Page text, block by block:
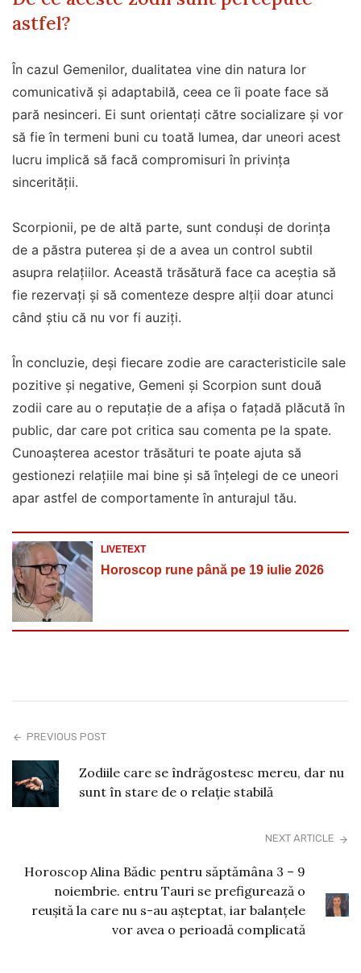
astfel?
În cazul Gemenilor, dualitatea vine din natura lor
comunicativă și adaptabilă, ceea ce îi poate face să
pară nesinceri. Ei sunt orientați către socializare și vor
să fie în termeni buni cu toată lumea, dar uneori acest
lucru implică să facă compromisuri în privința
sincerității.
Scorpionii, pe de altă parte, sunt conduși de dorința
de a păstra puterea și de a avea un control subtil
asupra relațiilor. Această trăsătură face ca aceștia să
fie rezervați și să comenteze despre alții doar atunci
când știu că nu vor fi auziți.
În concluzie, deși fiecare zodie are caracteristicile sale
pozitive și negative, Gemeni și Scorpion sunt două
zodii care au o reputație de a afișa o fațadă plăcută în
public, dar care pot critica sau comenta pe la spate.
Cunoașterea acestor trăsături te poate ajuta să
gestionezi relațiile mai bine și să înțelegi de ce uneori
apar astfel de comportamente în anturajul tău.
LIVETEXT
Horoscop rune până pe 19 iulie 2026
PREVIOUS POST
Zodiile care se îndrăgostesc mereu, dar nu
sunt în stare de o relație stabilă
NEXT ARTICLE
Horoscop Alina Bădic pentru săptămâna 3 – 9
noiembrie. entru Tauri se prefigurează o
reușită la care nu s-au așteptat, iar balanțele
vor avea o perioadă complicată